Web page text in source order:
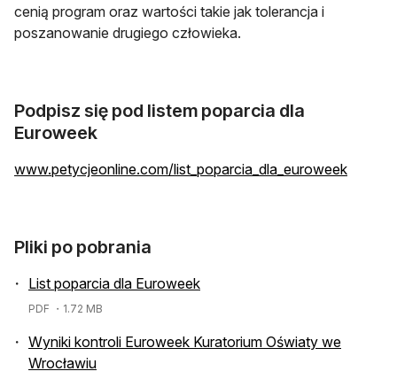
cenią program oraz wartości takie jak tolerancja i
poszanowanie drugiego człowieka.
Podpisz się pod listem poparcia dla
Euroweek
www.petycjeonline.com/list_poparcia_dla_euroweek
Pliki po pobrania
List poparcia dla Euroweek
PDF ・1.72 MB
Wyniki kontroli Euroweek Kuratorium Oświaty we
Wrocławiu